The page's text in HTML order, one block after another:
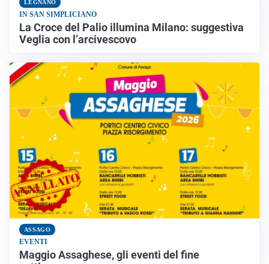
LEGNANO
IN SAN SIMPLICIANO
La Croce del Palio illumina Milano: suggestiva
Veglia con l’arcivescovo
ASSAGO
EVENTI
Maggio Assaghese, gli eventi del fine